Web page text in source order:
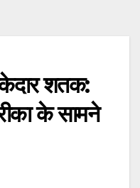
शतक:
के सामने